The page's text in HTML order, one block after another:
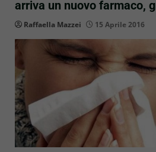
arriva un nuovo farmaco,
Raffaella Mazzei 15 Aprile 2016